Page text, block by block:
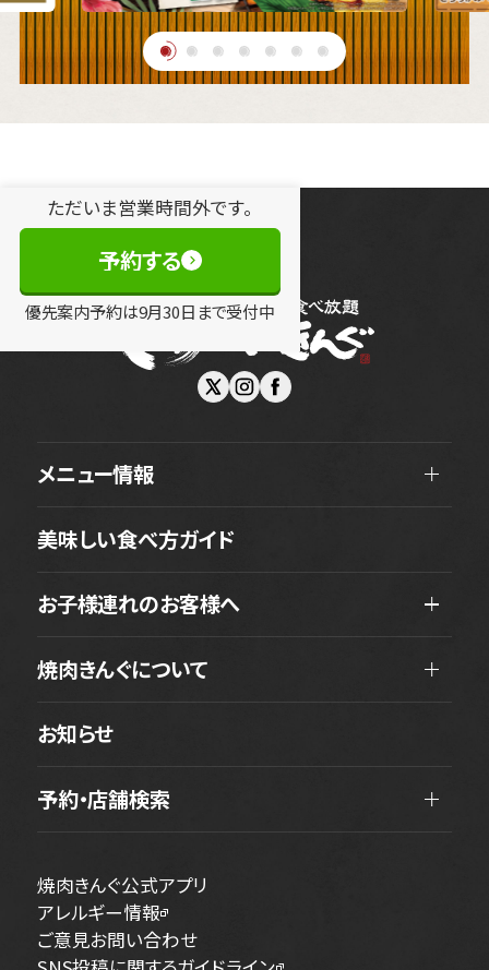
ただいま営業時間外です。
予約する
優先案内予約は9月30日 まで受付中
メニュー情報
美味しい食べ方ガイド
お子様連れのお客様へ
焼肉きんぐについて
お知らせ
予約・店舗検索
焼肉きんぐ公式アプリ
アレルギー情報
ご意見お問い合わせ